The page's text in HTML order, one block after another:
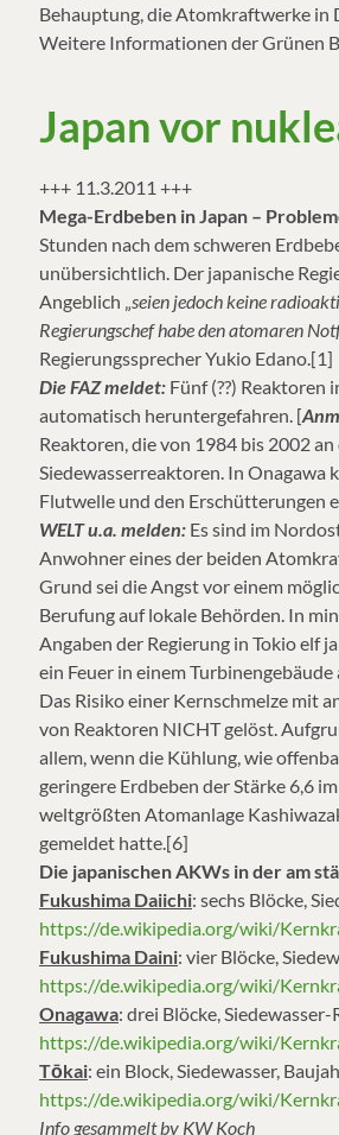
Behauptung, die Atomkraftwerke in
Weitere Informationen der Grünen
Japan vor
+++ 11.3.2011 +++
Mega-Erdbeben in Japan –
Stunden nach dem schweren
unübersichtlich. Der japanische
Angeblich „ seien jedoch keine
Regierungschef habe den atomaren
Regierungssprecher Yukio Edano.[1]
Die FAZ meldet: Fünf (??)
automatisch heruntergefahren. [
Reaktoren, die von 1984 bis 2002
Siedewasserreaktoren. In Onagawa
Flutwelle und den Erschütterungen
WELT u.a. melden: Es sind im
Anwohner eines der beiden
Grund sei die Angst vor einem
Berufung auf lokale Behörden. In
Angaben der Regierung in Tokio elf
ein Feuer in einem
Das Risiko einer Kernschmelze mit
von Reaktoren NICHT gelöst.
allem, wenn die Kühlung, wie
geringere Erdbeben der Stärke 6,6
weltgrößten Atomanlage
gemeldet hatte.[6]
Die japanischen AKWs in der am
Fukushima Daiichi: sechs Blöcke,
https://de.wikipedia.org/wiki/
Fukushima Daini: vier Blöcke,
https://de.wikipedia.org/wiki/
Onagawa: drei Blöcke,
https://de.wikipedia.org/wiki/
Tōkai: ein Block, Siedewasser,
https://de.wikipedia.org/wiki/
Info gesammelt by KW Koch